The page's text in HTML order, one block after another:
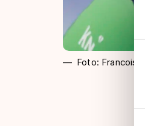
Foto: Francois